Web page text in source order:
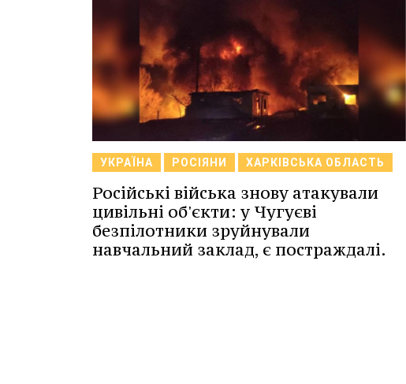
УКРАЇНА РОСІЯНИ ХАРКІВСЬКА ОБЛАСТЬ
Російські війська знову атакували
цивільні об'єкти: у Чугуєві
безпілотники зруйнували
навчальний заклад, є постраждалі.